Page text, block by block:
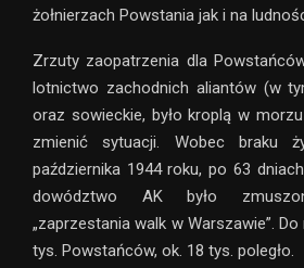
żołnierzach Powstania jak i na
Zrzuty zaopatrzenia dla
lotnictwo zachodnich aliantów (w
oraz sowieckie, było kroplą w
zmienić sytuacji. Wobec braku
października 1944 roku, po 63
dowództwo AK było
„zaprzestania walk w Warszawie”.
tys. Powstańców, ok. 18 tys. poległo.